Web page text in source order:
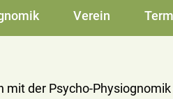
Verein
mit der Psycho-